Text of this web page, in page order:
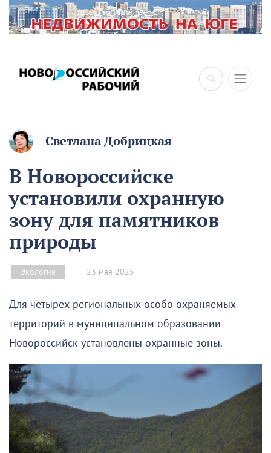
×
Светлана Добрицкая
В Новороссийске
установили охранную
зону для памятников
природы
Экология 23 мая 2025
Для четырех региональных особо охраняемых
территорий в муниципальном образовании
Новороссийск установлены охранные зоны.